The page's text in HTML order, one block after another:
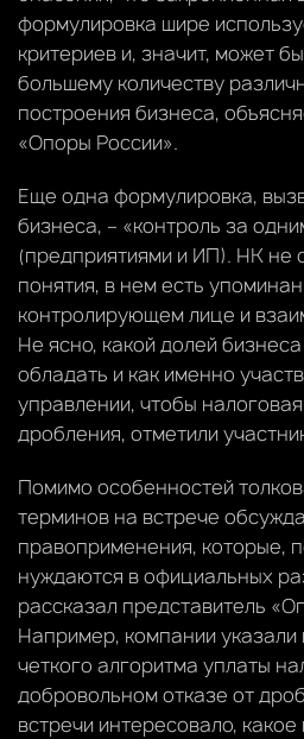
формулировка шире
критериев и, значит, может
большему количеству
построения бизнеса,
«Опоры России».
Еще одна формулировка,
бизнеса, – «контроль за
(предприятиями и ИП). НК не
понятия, в нем есть
контролирующем лице и
Не ясно, какой долей
обладать и как именно
управлении, чтобы
дробления, отметили
Помимо особенностей
терминов на встрече
правоприменения, которые,
нуждаются в официальных
рассказал представитель
Например, компании указали
четкого алгоритма уплаты
добровольном отказе от
встречи интересовало,